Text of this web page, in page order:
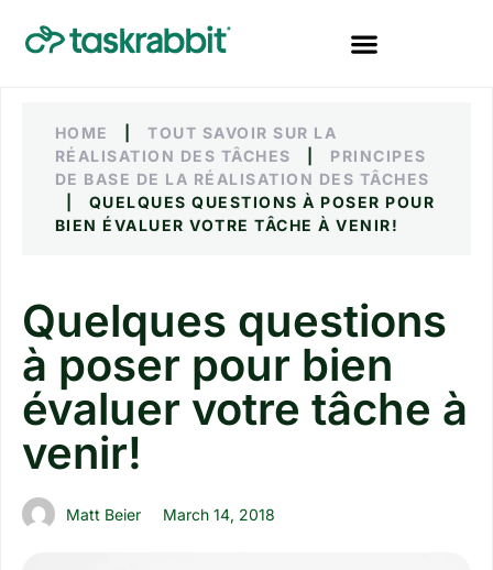
HOME
TOUT SAVOIR SUR LA
RÉALISATION DES TÂCHES
PRINCIPES
DE BASE DE LA RÉALISATION DES TÂCHES
QUELQUES QUESTIONS À POSER POUR
BIEN ÉVALUER VOTRE TÂCHE À VENIR!
Quelques questions
à poser pour bien
évaluer votre tâche à
venir!
Matt Beier March 14, 2018